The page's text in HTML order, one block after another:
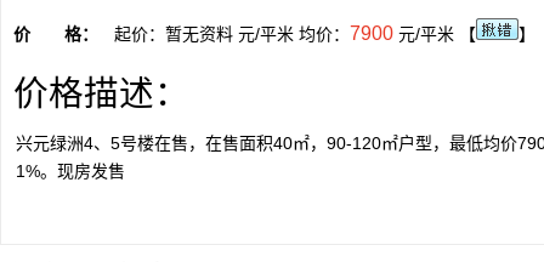
价 格： 起价：暂无资料 元/平米 均价： 7900 元/平米 【 】
价格描述：
兴元绿洲4、5号楼在售，在售面积40㎡，90-120㎡户型，最低均价
1%。现房发售